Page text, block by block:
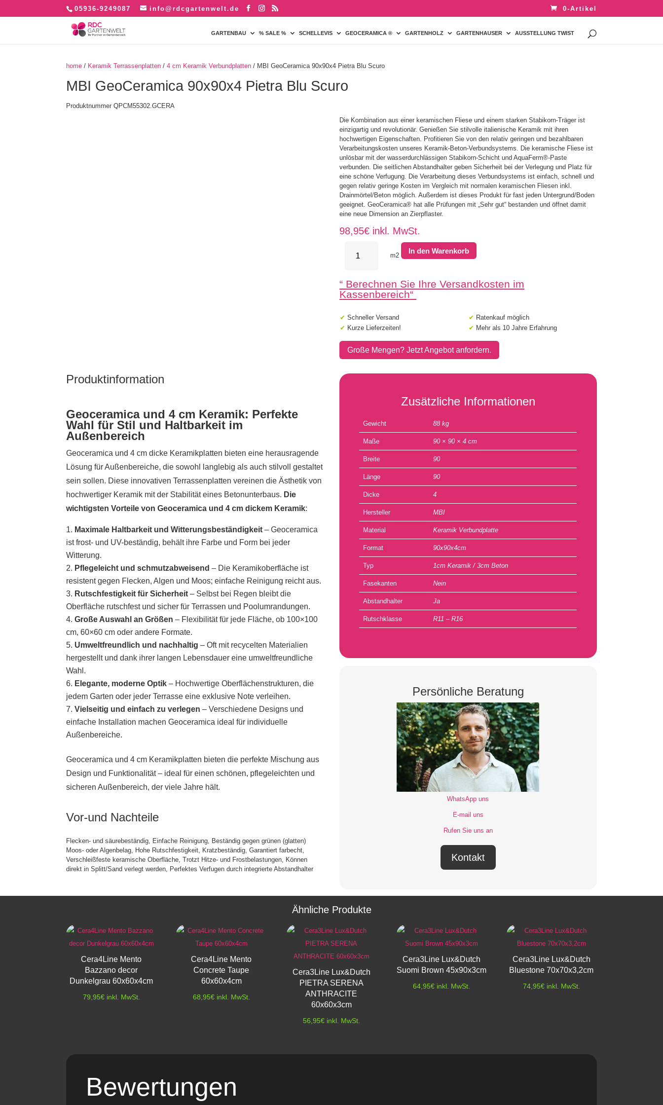
05936-9249087 info@rdcgartenwelt.de 0-Artikel
GARTENBAU % SALE % SCHELLEVIS GEOCERAMICA ® GARTENHOLZ GARTENHAUSER AUSSTELLUNG TWIST
home / Keramik Terrassenplatten /4 cm Keramik Verbundplatten / MBI GeoCeramica 90x90x4 Pietra Blu Scuro
MBI GeoCeramica 90x90x4 Pietra Blu Scuro
Produktnummer QPCM55302.GCERA
Die Kombination aus einer keramischen Fliese und einem starken Stabikorn-Träger ist
einzigartig und revolutionär. Genießen Sie stilvolle italienische Keramik mit ihren
hochwertigen Eigenschaften. Profitieren Sie von den relativ geringen und bezahlbaren
Verarbeitungskosten unseres Keramik-Beton-Verbundsystems. Die keramische Fliese ist
unlösbar mit der wasserdurchlässigen Stabikorn-Schicht und AquaFerm®-Paste
verbunden. Die seitlichen Abstandhalter geben Sicherheit bei der Verlegung und Platz für
eine schöne Verfugung. Die Verarbeitung dieses Verbundsystems ist einfach, schnell und
gegen relativ geringe Kosten im Vergleich mit normalen keramischen Fliesen inkl.
Drainmörtel/Beton möglich. Außerdem ist dieses Produkt für fast jeden Untergrund/Boden
geeignet. GeoCeramica® hat alle Prüfungen mit „Sehr gut“ bestanden und öffnet damit
eine neue Dimension an Zierpflaster.
98,95€ inkl. MwSt.
GeoCeramica
Blu
Scuro
Menge
m2
In den Warenkorb
“ Berechnen Sie Ihre Versandkosten im
Kassenbereich“
✔Schneller Versand ✔ Ratenkauf möglich
✔ Kurze Lieferzeiten! ✔ Mehr als 10 Jahre Erfahrung
Große Mengen? Jetzt Angebot anfordern.
Produktinformation
Geoceramica und 4 cm Keramik: Perfekte
Wahl für Stil und Haltbarkeit im
Außenbereich
Geoceramica und 4 cm dicke Keramikplatten bieten eine herausragende
Lösung für Außenbereiche, die sowohl langlebig als auch stilvoll gestaltet
sein sollen. Diese innovativen Terrassenplatten vereinen die Ästhetik von
hochwertiger Keramik mit der Stabilität eines Betonunterbaus. Die
wichtigsten Vorteile von Geoceramica und 4 cm dickem Keramik:
Maximale Haltbarkeit und Witterungsbeständigkeit – Geoceramica
ist frost- und UV-beständig, behält ihre Farbe und Form bei jeder
Witterung.
Pflegeleicht und schmutzabweisend – Die Keramikoberfläche ist
resistent gegen Flecken, Algen und Moos; einfache Reinigung reicht aus.
Rutschfestigkeit für Sicherheit – Selbst bei Regen bleibt die
Oberfläche rutschfest und sicher für Terrassen und Poolumrandungen.
Große Auswahl an Größen – Flexibilität für jede Fläche, ob 100×100
cm, 60×60 cm oder andere Formate.
Umweltfreundlich und nachhaltig – Oft mit recycelten Materialien
hergestellt und dank ihrer langen Lebensdauer eine umweltfreundliche
Wahl.
Elegante, moderne Optik – Hochwertige Oberflächenstrukturen, die
jedem Garten oder jeder Terrasse eine exklusive Note verleihen.
Vielseitig und einfach zu verlegen – Verschiedene Designs und
einfache Installation machen Geoceramica ideal für individuelle
Außenbereiche.
Geoceramica und 4 cm Keramikplatten bieten die perfekte Mischung aus
Design und Funktionalität – ideal für einen schönen, pflegeleichten und
sicheren Außenbereich, der viele Jahre hält.
Vor-und Nachteile
Flecken- und säurebeständig, Einfache Reinigung, Beständig gegen grünen (glatten)
Moos- oder Algenbelag, Hohe Rutschfestigkeit, Kratzbeständig, Garantiert farbecht,
Verschleißfeste keramische Oberfläche, Trotzt Hitze- und Frostbelastungen, Können
direkt in Splitt/Sand verlegt werden, Perfektes Verfugen durch integrierte Abstandhalter
Zusätzliche Informationen
Gewicht 88 kg
Maße 90 × 90 × 4 cm
Breite 90
Länge 90
Dicke 4
Hersteller MBI
Material Keramik Verbundplatte
Format 90x90x4cm
Typ 1cm Keramik / 3cm Beton
Fasekanten Nein
Abstandhalter Ja
Rutschklasse R11 – R16
Persönliche Beratung
WhatsApp uns
E-mail uns
Rufen Sie uns an
Kontakt
Ähnliche Produkte
Cera4Line Mento
Bazzano decor
Dunkelgrau 60x60x4cm
79,95€ inkl. MwSt.
Cera4Line Mento
Concrete Taupe
60x60x4cm
68,95€ inkl. MwSt.
Cera3Line Lux&Dutch
PIETRA SERENA
ANTHRACITE
60x60x3cm
56,95€ inkl. MwSt.
Cera3Line Lux&Dutch
Suomi Brown 45x90x3cm
64,95€ inkl. MwSt.
Cera3Line Lux&Dutch
Bluestone 70x70x3,2cm
74,95€ inkl. MwSt.
Bewertungen